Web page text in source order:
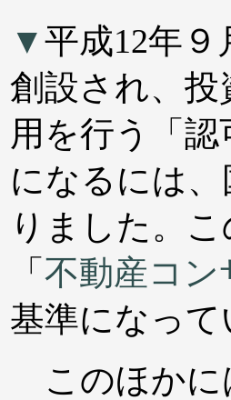
▼平成12年９
創設され、
用を行う「
になるには
りました。
「 不動産コン
基準になって
このほかに